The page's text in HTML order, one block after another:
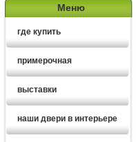
Меню
где купить
примерочная
выставки
наши двери в интерьере